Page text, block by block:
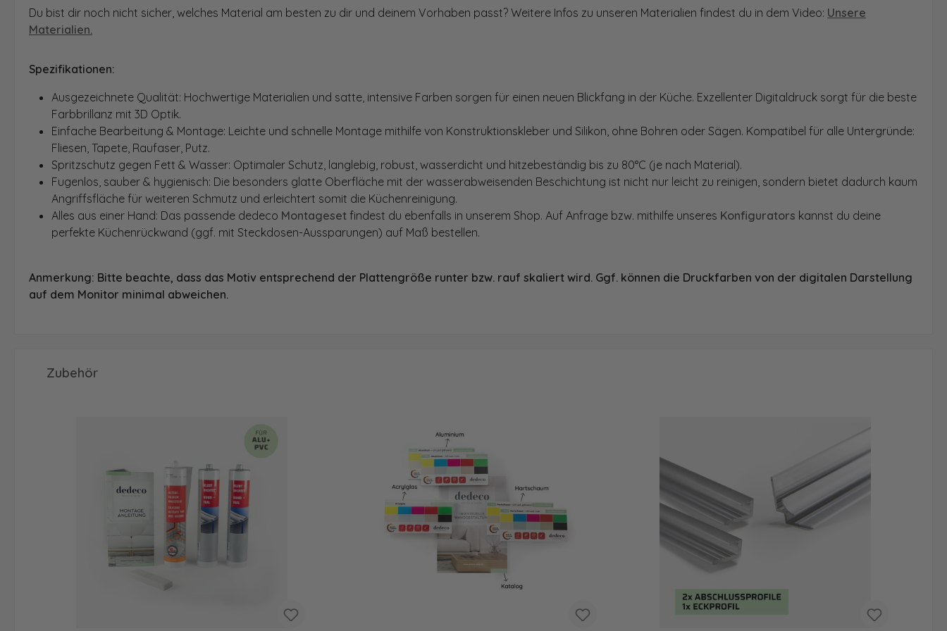
Du bist dir noch nicht sicher, welches Material am besten zu dir und deinem Vorhaben passt? Weitere Infos zu unseren Materialien findest du in dem Video: Unsere
Materialien.
Spezifikationen:
Ausgezeichnete Qualität: Hochwertige Materialien und satte, intensive Farben sorgen für einen neuen Blickfang in der Küche. Exzellenter Digitaldruck sorgt für die beste
Farbbrillanz mit 3D Optik.
Einfache Bearbeitung & Montage: Leichte und schnelle Montage mithilfe von Konstruktionskleber und Silikon, ohne Bohren oder Sägen. Kompatibel für alle Untergründe:
Fliesen, Tapete, Raufaser, Putz.
Spritzschutz gegen Fett & Wasser: Optimaler Schutz, langlebig, robust, wasserdicht und hitzebeständig bis zu 80°C (je nach Material).
Fugenlos, sauber & hygienisch: Die besonders glatte Oberfläche mit der wasserabweisenden Beschichtung ist nicht nur leicht zu reinigen, sondern bietet dadurch kaum
Angriffsfläche für weiteren Schmutz und erleichtert somit die Küchenreinigung.
Alles aus einer Hand: Das passende dedeco Montageset findest du ebenfalls in unserem Shop. Auf Anfrage bzw. mithilfe unseres Konfigurators kannst du deine
perfekte Küchenrückwand (ggf. mit Steckdosen-Aussparungen) auf Maß bestellen.
Anmerkung: Bitte beachte, dass das Motiv entsprechend der Plattengröße runter bzw. rauf skaliert wird. Ggf. können die Druckfarben von der digitalen Darstellung
auf dem Monitor minimal abweichen.
Produktgalerie überspringen
Zubehör